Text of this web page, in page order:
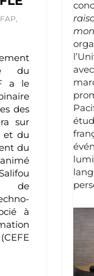
,
du
a le
des
sur
et du
du
de
à